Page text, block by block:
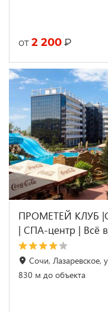
от 2 200 ₽
ПРОМЕТЕЙ КЛУБ
| СПА-центр | Всё
Сочи, Лазаревское,
830 м до объекта